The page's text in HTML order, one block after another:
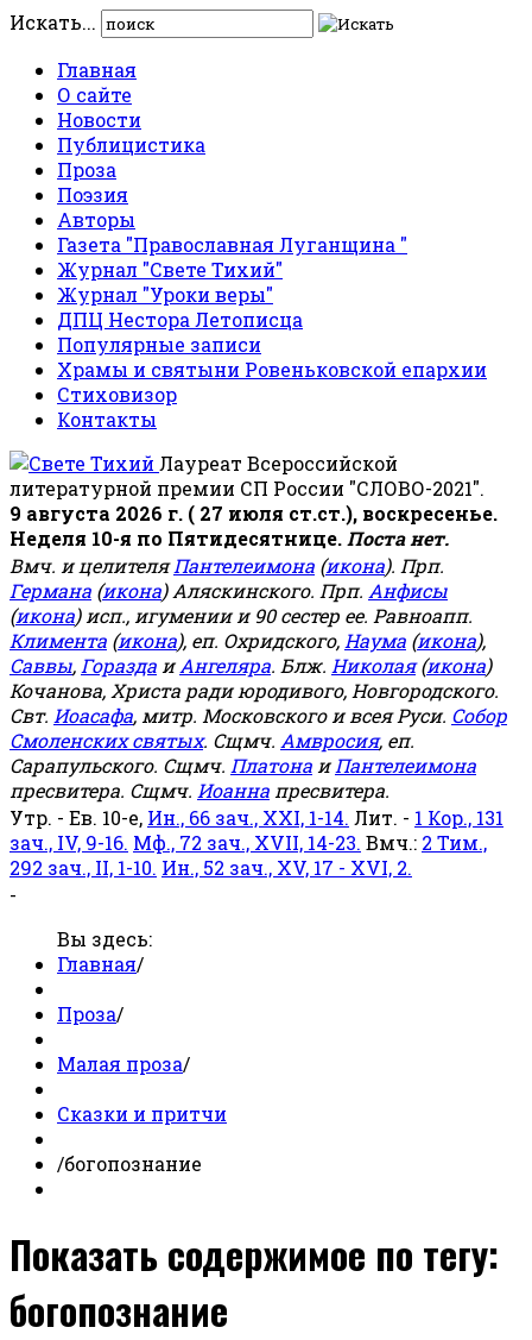
Искать...
Главная
О сайте
Новости
Публицистика
Проза
Поэзия
Авторы
Газета "Православная Луганщина "
Журнал "Свете Тихий"
Журнал "Уроки веры"
ДПЦ Нестора Летописца
Популярные записи
Храмы и святыни Ровеньковской епархии
Стиховизор
Контакты
Лауреат Всероссийской
литературной премии СП России "СЛОВО-2021".
9 августа 2026 г. ( 27 июля ст.ст.), воскресенье.
Неделя 10-я по Пятидесятнице. Поста нет.
Вмч. и целителяПантелеимона (икона). Прп.
Германа (икона) Аляскинского. Прп. Анфисы
(икона) исп., игумении и 90 сестер ее. Равноапп.
Климента (икона), еп. Охридского, Наума (икона),
Саввы, Горазда иАнгеляра. Блж. Николая(икона)
Кочанова, Христа ради юродивого, Новгородского.
Свт. Иоасафа, митр. Московского и всея Руси. Собор
Смоленских святых. Сщмч. Амвросия, еп.
Сарапульского. Сщмч. Платона иПантелеимона
пресвитера. Сщмч. Иоанна пресвитера.
Утр. - Ев. 10-е, Ин., 66 зач., XXI, 1-14. Лит. - 1 Кор., 131
зач., IV, 9-16. Мф., 72 зач., XVII, 14-23. Вмч.: 2 Тим.,
292 зач., II, 1-10. Ин., 52 зач., XV, 17 - XVI, 2.
-
Вы здесь:
Главная/
Проза/
Малая проза/
Сказки и притчи
/богопознание
Показать содержимое по тегу:
богопознание